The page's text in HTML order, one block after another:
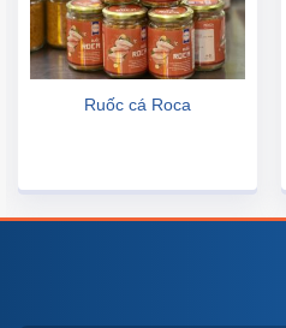
Ruốc cá Roca